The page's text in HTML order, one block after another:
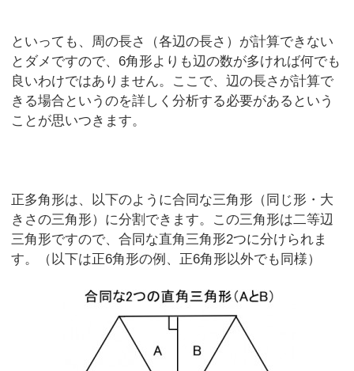
といっても、周の長さ（各辺の長さ）が計算できない
とダメですので、6角形よりも辺の数が多ければ何でも
良いわけではありません。ここで、辺の長さが計算で
きる場合というのを詳しく分析する必要があるという
ことが思いつきます。
正多角形は、以下のように合同な三角形（同じ形・大
きさの三角形）に分割できます。この三角形は二等辺
三角形ですので、合同な直角三角形2つに分けられま
す。（以下は正6角形の例、正6角形以外でも同様）